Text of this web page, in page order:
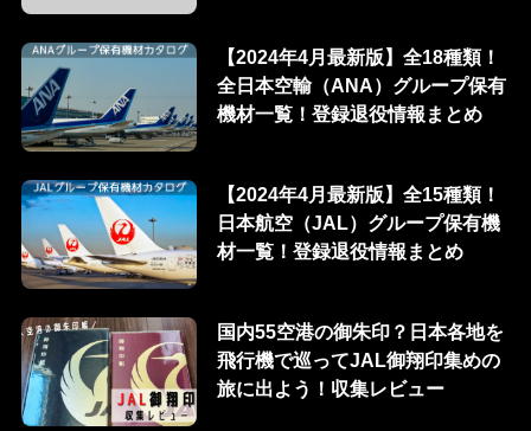
【2024年4月最新版】全18種類！
全日本空輸（ANA）グループ保有
機材一覧！登録退役情報まとめ
【2024年4月最新版】全15種類！
日本航空（JAL）グループ保有機
材一覧！登録退役情報まとめ
国内55空港の御朱印？日本各地を
飛行機で巡ってJAL御翔印集めの
旅に出よう！収集レビュー